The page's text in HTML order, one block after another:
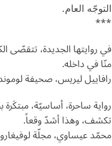
التوجّه العام.
***
في روايتها الجديدة، تتقصّى
منّا في داخله.
رافاييل ليريس، صحيفة
رواية ساحرة، أساسيّة،
تكشف، وهذا أشدّ وقعاً.
محمّد عيساوي، مجلّة